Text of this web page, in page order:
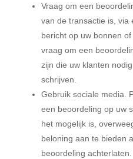
Vraag om een
van de transactie is, via
bericht op uw bonnen
vraag om een
zijn die uw klanten
schrijven.
Gebruik sociale media.
een beoordeling op uw
het mogelijk is,
beloning aan te bieden
beoordeling achterlaten.